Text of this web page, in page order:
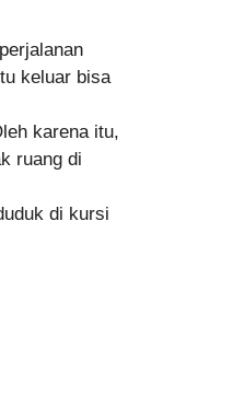
keluar bisa
karena itu,
ruang di
di kursi